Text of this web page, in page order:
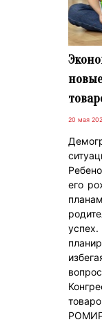
20 мая
его